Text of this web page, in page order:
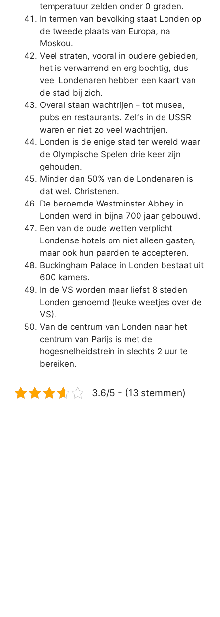
temperatuur zelden onder 0 graden.
In termen van bevolking staat Londen op
de tweede plaats van Europa, na
Moskou.
Veel straten, vooral in oudere gebieden,
het is verwarrend en erg bochtig, dus
veel Londenaren hebben een kaart van
de stad bij zich.
Overal staan ​​wachtrijen – tot musea,
pubs en restaurants. Zelfs in de USSR
waren er niet zo veel wachtrijen.
Londen is de enige stad ter wereld waar
de Olympische Spelen drie keer zijn
gehouden.
Minder dan 50% van de Londenaren is
dat wel. Christenen.
De beroemde Westminster Abbey in
Londen werd in bijna 700 jaar gebouwd.
Een van de oude wetten verplicht
Londense hotels om niet alleen gasten,
maar ook hun paarden te accepteren.
Buckingham Palace in Londen bestaat uit
600 kamers.
In de VS worden maar liefst 8 steden
Londen genoemd (leuke weetjes over de
VS).
Van de centrum van Londen naar het
centrum van Parijs is met de
hogesnelheidstrein in slechts 2 uur te
bereiken.
3.6/5 - (13 stemmen)